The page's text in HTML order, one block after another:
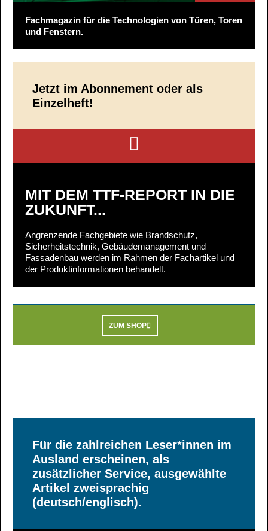
Fachmagazin für die Technologien von Türen, Toren
und Fenstern.
Jetzt im Abonnement oder als
Einzelheft!
MIT DEM TTF-REPORT IN DIE
ZUKUNFT...
Angrenzende Fachgebiete wie Brandschutz,
Sicherheitstechnik, Gebäudemanagement und
Fassadenbau werden im Rahmen der Fachartikel und
der Produktinformationen behandelt.
ZUM SHOP
Für die zahlreichen Leser*innen im
Ausland erscheinen, als
zusätzlicher Service, ausgewählte
Artikel zweisprachig
(deutsch/englisch).